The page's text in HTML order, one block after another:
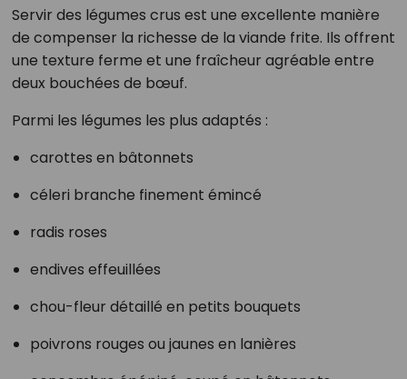
Servir des légumes crus est une excellente manière
de compenser la richesse de la viande frite. Ils offrent
une texture ferme et une fraîcheur agréable entre
deux bouchées de bœuf.
Parmi les légumes les plus adaptés :
carottes en bâtonnets
céleri branche finement émincé
radis roses
endives effeuillées
chou-fleur détaillé en petits bouquets
poivrons rouges ou jaunes en lanières